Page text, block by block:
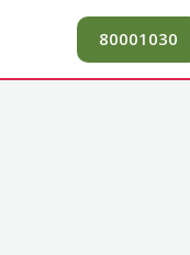
80001030